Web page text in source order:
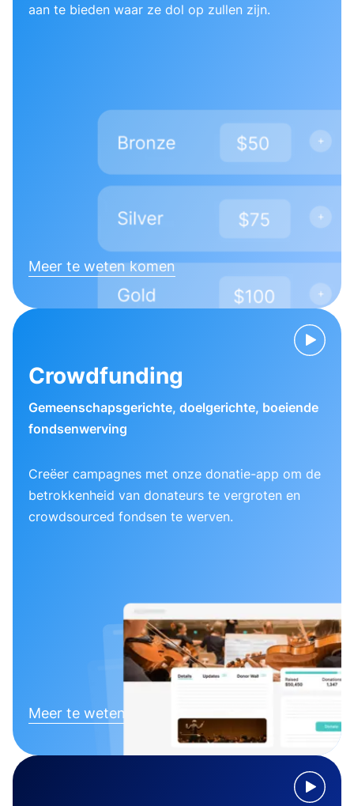
aan te bieden waar ze dol op zullen zijn.
Meer te weten komen
Crowdfunding
Gemeenschapsgerichte, doelgerichte, boeiende
fondsenwerving
Creëer campagnes met onze donatie-app om de
betrokkenheid van donateurs te vergroten en
crowdsourced fondsen te werven.
Meer te weten komen